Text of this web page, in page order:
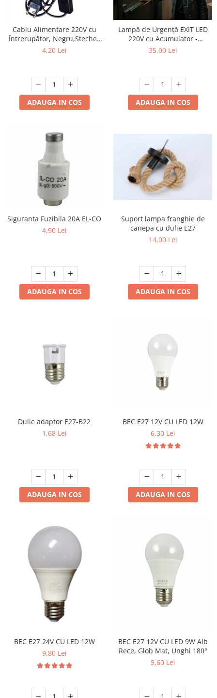
Feronerie
Butuc yala,Broaste usa,Lacat
Tablou si sigurante electrice
Adezivi si benzi adezive
Chei , clesti , patenti
Cose / Coliere plastic
taiat,accesorii pentru gaurit si
Sonerii
Lanterne
Produse grele si voluminoase
Promotii
Cablu Alimentare 220V cu
Întrerupător, Negru,Stecher
Plat, 1.5m, 2 Fire - Ideal
4,20 Lei
ADAUGA IN COS
Lampă de Urgență EXIT LED
220V cu Acumulator -
Autonomie 120 Minute,
35,00 Lei
ADAUGA IN COS
Siguranta Fuzibila 20A EL-CO
4,90 Lei
ADAUGA IN COS
Suport lampa franghie de
canepa cu dulie E27
14,00 Lei
ADAUGA IN COS
Dulie adaptor E27-B22
1,68 Lei
ADAUGA IN COS
BEC E27 12V CU LED 12W
6,30 Lei
ADAUGA IN COS
BEC E27 24V CU LED 12W
9,80 Lei
BEC E27 12V CU LED 9W Alb
Rece, Glob Mat, Unghi 180°
5,60 Lei